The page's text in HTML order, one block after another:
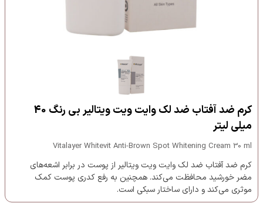
کرم ضد آفتاب ضد لک وایت ویت ویتالیر بی رنگ 40
میلی لیتر
Vitalayer Whitevit Anti-Brown Spot Whitening Cream 30 ml
کرم ضد آفتاب ضد لک وایت ویت ویتالیر از پوست در برابر اشعه‌های
مضر خورشید محافظت می‌کند. همچنین به رفع کدری پوست کمک
موثری می‌کند و دارای ساختار سبکی است.